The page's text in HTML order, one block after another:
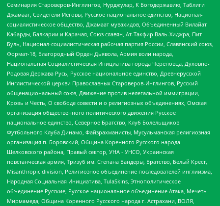
Семинария Староверов-Инглингов, Нурджулар, К Богодержавию, Таблиги
Джамаат, Свидетели Иеговы, Русское национальное единство, Национал-
социалистическое общество, Джамаат мувахидов, Объединенный Вилайат
Кабарды, Балкарии и Карачая, Союз славян, Ат-Такфир Валь-Хиджра, Пит
Буль, Национал-социалистическая рабочая партия России, Славянский союз,
Формат-18, Благородный Орден Дьявола, Армия воли народа,
Национальная Социалистическая Инициатива города Череповца, Духовно-
Родовая Держава Русь, Русское национальное единство, Древнерусской
Инглистической церкви Православных Староверов-Инглингов, Русский
общенациональный союз, Движение против нелегальной иммиграции,
Кровь и Честь, О свободе совести и о религиозных объединениях, Омская
организация общественного политического движения Русское
национальное единство, Северное Братство, Клуб Болельщиков
Футбольного Клуба Динамо, Файзрахманисты, Мусульманская религиозная
организация п. Боровский, Община Коренного Русского народа
Щелковского района, Правый сектор, УНА - УНСО, Украинская
повстанческая армия, Тризуб им. Степана Бандеры, Братство, Белый Крест,
Misanthropic division, Религиозное объединение последователей инглиизма,
Народная Социальная Инициатива, TulaSkins, Этнополитическое
объединение Русские, Русское национальное объединение Атака, Мечеть
Мирмамеда, Община Коренного Русского народа г. Астрахани, ВОЛЯ,